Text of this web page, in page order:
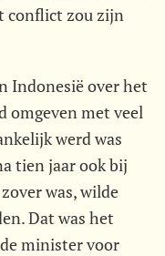
conflict zou zijn
Indonesië over het
omgeven met veel
werd was
tien jaar ook bij
was, wilde
Dat was het
minister voor